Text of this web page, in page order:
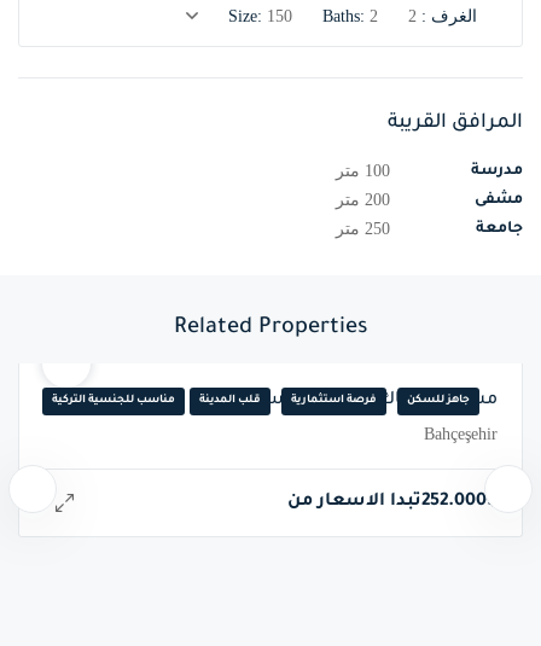
الغرف : Baths: 2
Size: 150
المرافق القريبة
مدرسة 100 متر
مشفى 200 متر
جامعة 250 متر
Related Properties
جاهز للسكن فرصة استثمارية قلب المدينة مناسب للجنسية التركية مشروع باشاك شهير A2 (إسطنبول)
Bahçeşehir
252.000$تبدا الاسعار من